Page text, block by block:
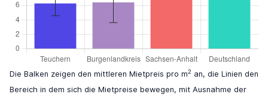
Die Balken zeigen den mittleren Mietpreis pro m2 an, die Linien den
Bereich in dem sich die Mietpreise bewegen, mit Ausnahme der